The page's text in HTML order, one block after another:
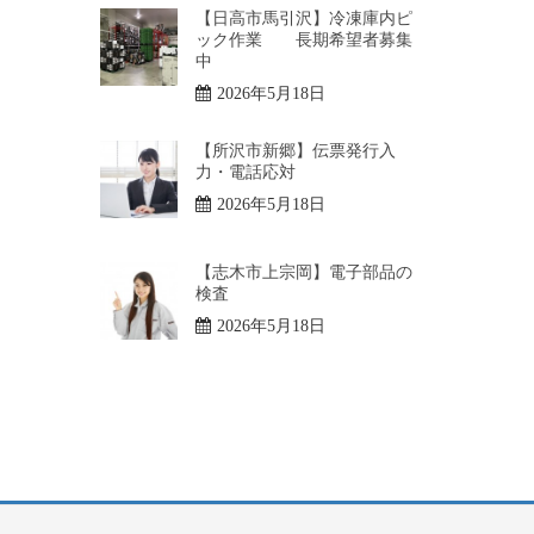
【日高市馬引沢】冷凍庫内ピ
ック作業 長期希望者募集
中
2026年5月18日
【所沢市新郷】伝票発行入
力・電話応対
2026年5月18日
【志木市上宗岡】電子部品の
検査
2026年5月18日